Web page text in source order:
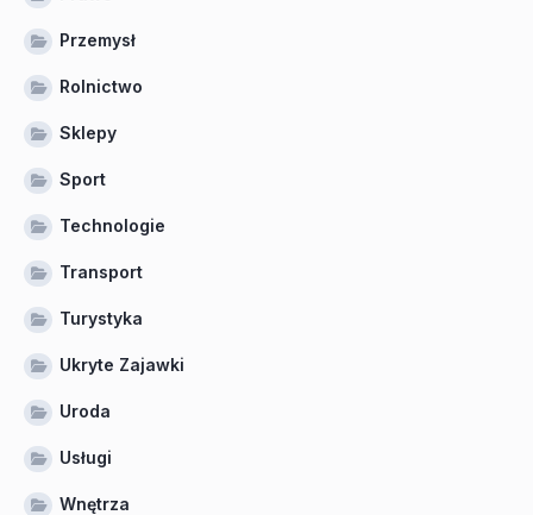
Przemysł
Rolnictwo
Sklepy
Sport
Technologie
Transport
Turystyka
Ukryte Zajawki
Uroda
Usługi
Wnętrza